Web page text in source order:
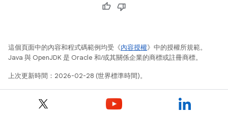
這個頁面中的內容和程式碼範例均受《內容授權》中的授權所規範。
Java 與 OpenJDK 是 Oracle 和/或其關係企業的商標或註冊商標。
上次更新時間：2026-02-28 (世界標準時間)。